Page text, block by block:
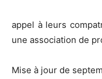
appel à leurs
une association de
Mise à jour de